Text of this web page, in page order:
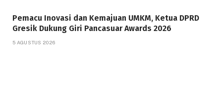
Pemacu Inovasi dan Kemajuan UMKM, Ketua DPRD
Gresik Dukung Giri Pancasuar Awards 2026
5 AGUSTUS 2026